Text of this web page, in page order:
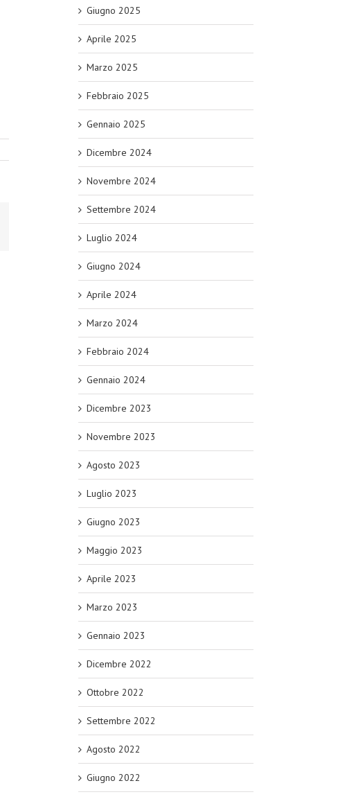
Giugno 2025
Aprile 2025
Marzo 2025
Febbraio 2025
Gennaio 2025
Dicembre 2024
Novembre 2024
Settembre 2024
Luglio 2024
Giugno 2024
Aprile 2024
Marzo 2024
Febbraio 2024
Gennaio 2024
Dicembre 2023
Novembre 2023
Agosto 2023
Luglio 2023
Giugno 2023
Maggio 2023
Aprile 2023
Marzo 2023
Gennaio 2023
Dicembre 2022
Ottobre 2022
Settembre 2022
Agosto 2022
Giugno 2022